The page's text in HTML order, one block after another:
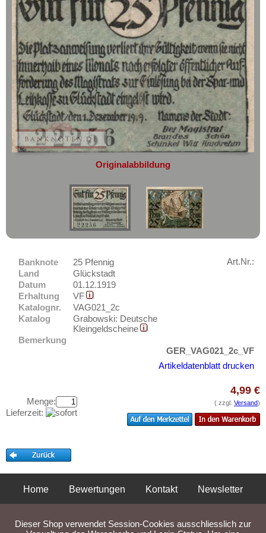
geht oder beschädigt wird.
Absolute Zuverlässigkeit:sowohl in
puncto Service als auch in der Qualität
unserer Banknoten
Möchten Sie Banknoten
verkaufen?
Dann sind Sie bei uns genau richtig
Senden Sie uns einfach ein
Übersichtsbild Ihrer Banknoten an
info@banknoten.de.
Weitere Informationen zum Ankauf
Glashütte
Glatz
Glauchau
Glogau
Glücksburg
Glückstadt
Gnarrenburg
Gnoien
Goldberg (MS/MV)
Goslar
Gotha
Gottesberg
Göttingen
Graal
Gräfenthal
Greifenstein
Greiffenberg
Australien & Ozeanien
Europa
Testbanknoten
Banknotenbriefe
Kataloge
Aufbewahrung
Gutscheine
Informationen
Ankauf
Erhaltungsgrade
Gratisbanknoten
Originalabbildung
Banknote
25 Pfennig
Land
Glückstadt
Datum
01.12.1919
Erhaltung
VF
Katalognr.
VAG021_2c
Katalog
Grabowski: Deutsche
Kleingeldscheine
Bemerkung
Art.Nr.:
GER_VAG021_2c_VF
Artikeldatenblatt drucken
Menge:
Lieferzeit:
4,99 €
( zzgl. Versand)
Home Bewertungen Kontakt
Newsletter
Liefer- und Versandkosten
Dieser Shop verwendet Session-Cookies ausschliesslich zur